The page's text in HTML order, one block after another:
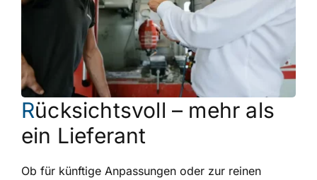
Rücksichtsvoll – mehr als
ein Lieferant
Ob für künftige Anpassungen oder zur reinen